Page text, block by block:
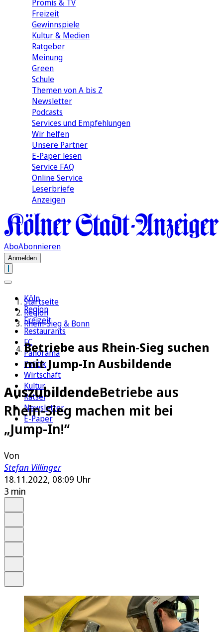
Promis & TV
Freizeit
Gewinnspiele
Kultur & Medien
Ratgeber
Meinung
Green
Schule
Themen von A bis Z
Newsletter
Podcasts
Services und Empfehlungen
Wir helfen
Unsere Partner
E-Paper lesen
Service FAQ
Online Service
Leserbriefe
Anzeigen
AboAbonnieren
Anmelden
Köln
Region
Freizeit
Restaurants
FC
Panorama
Politik
Wirtschaft
Kultur
Rätsel
Newsletter
E-Paper
Startseite
Region
Rhein-Sieg & Bonn
Betriebe aus Rhein-Sieg suchen
mit Jump-In Ausbildende
AuszubildendeBetriebe aus
Rhein-Sieg machen mit bei
„Jump-In!“
Von
Stefan Villinger
18.11.2022, 08:09 Uhr
3 min